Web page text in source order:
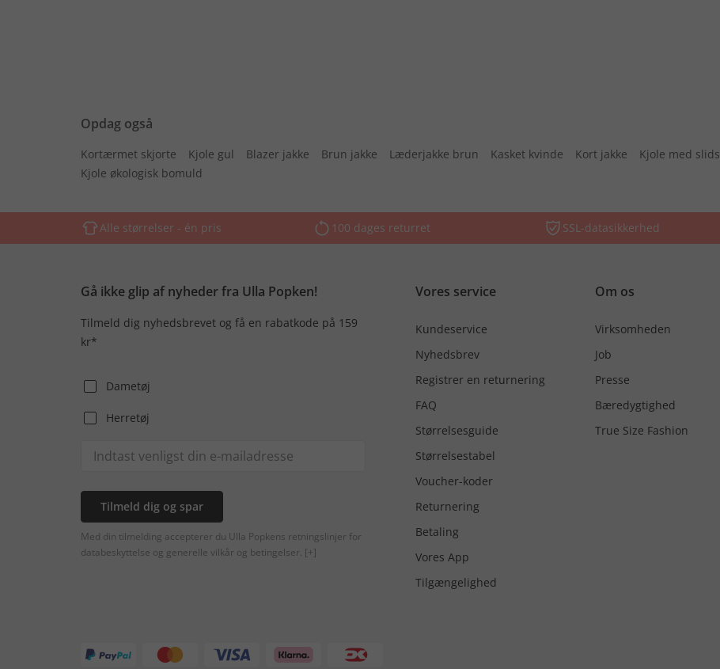
Opdag også
Kortærmet skjorte Kjole gul Blazer jakke Brun jakke Læderjakke brun Kasket kvinde Kort jakke Kjole med slids
Kjole økologisk bomuld
Alle størrelser - én pris 100 dages returret SSL-datasikkerhed
Gå ikke glip af nyheder fra Ulla Popken!
Tilmeld dig nyhedsbrevet og få en rabatkode på 159
kr*
Dametøj
Herretøj
Tilmeld dig og spar
Med din tilmelding accepterer du Ulla Popkens retningslinjer for
databeskyttelse og generelle vilkår og betingelser. [+]
Vores service
Kundeservice
Nyhedsbrev
Registrer en returnering
FAQ
Størrelsesguide
Størrelsestabel
Voucher-koder
Returnering
Betaling
Vores App
Tilgængelighed
Om os
Virksomheden
Job
Presse
Bæredygtighed
True Size Fashion